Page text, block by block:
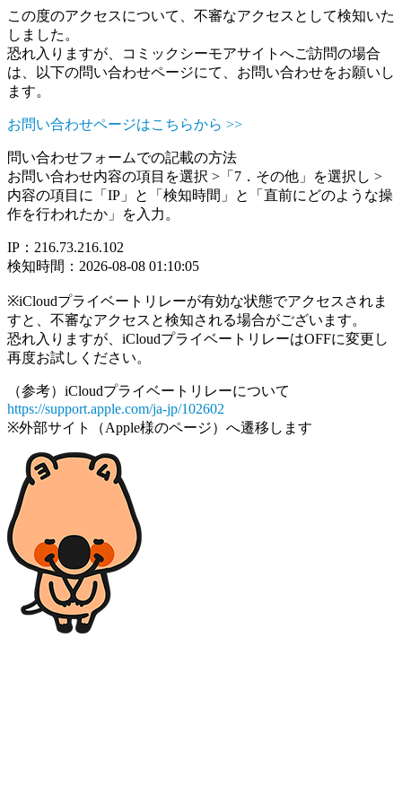
この度のアクセスについて、不審なアクセスとして検知いた
しました。
恐れ入りますが、コミックシーモアサイトへご訪問の場合
は、以下の問い合わせページにて、お問い合わせをお願いし
ます。
お問い合わせページはこちらから >>
問い合わせフォームでの記載の方法
お問い合わせ内容の項目を選択 >「7．その他」を選択し >
内容の項目に「IP」と「検知時間」と「直前にどのような操
作を行われたか」を入力。
IP：216.73.216.102
検知時間：2026-08-08 01:10:05
※iCloudプライベートリレーが有効な状態でアクセスされま
すと、不審なアクセスと検知される場合がございます。
恐れ入りますが、iCloudプライベートリレーはOFFに変更し
再度お試しください。
（参考）iCloudプライベートリレーについて
https://support.apple.com/ja-jp/102602
※外部サイト（Apple様のページ）へ遷移します